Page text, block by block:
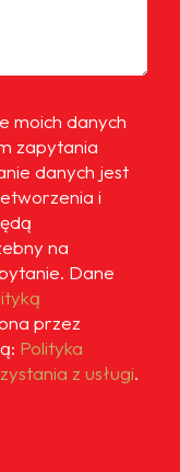
moich danych
zapytania
danych jest
i
na
Dane
przez
Polityka
z usługi.